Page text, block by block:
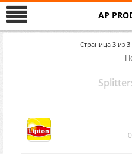
AP
Страница 3 из 3